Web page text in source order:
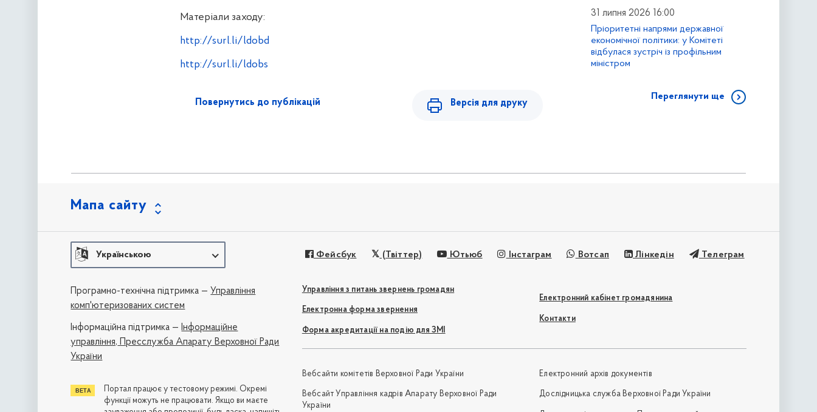
Матеріали заходу:
http://surl.li/ldobd
http://surl.li/ldobs
Повернутись до публікацій Версія для друку
31 липня 2026 16:00
Пріоритетні напрями державної
економічної політики: у Комітеті
відбулася зустріч із профільним
міністром
Переглянути ще
Мапа сайту
Українською Фейсбук (Твіттер) Ютьюб Інстаграм Вотсап Лінкедін Телеграм
Управління з питань звернень громадян
Електронна форма звернення
Форма акредитації на подію для ЗМІ
Електронний кабінет громадянина
Контакти
Вебсайти комітетів Верховної Ради України
Вебсайт Управління кадрів Апарату Верховної Ради
України
Електронний архів документів
Дослідницька служба Верховної Ради України
Програмно-технічна підтримка — Управління
комп'ютеризованих систем
Iнформаційна підтримка — Інформаційне
управління, Пресслужба Апарату Верховної Ради
України
Портал працює у тестовому режимі. Окремі
функції можуть не працювати. Якщо ви маєте